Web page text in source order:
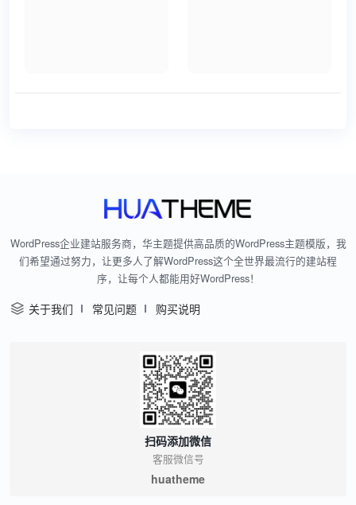
WordPress企业建站服务商，华主题提供高品质的WordPress主题模版，我
们希望通过努力，让更多人了解WordPress这个全世界最流行的建站程
序，让每个人都能用好WordPress！
关于我们 常见问题 购买说明
扫码添加微信
客服微信号
huatheme